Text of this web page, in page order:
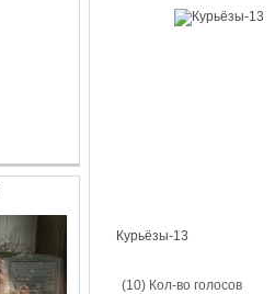
Курьёзы-13
(10) Кол-во голосов